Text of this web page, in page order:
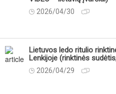
2026/04/30
Lietuvos ledo ritulio
Lenkijoje (rinktinės
2026/04/29